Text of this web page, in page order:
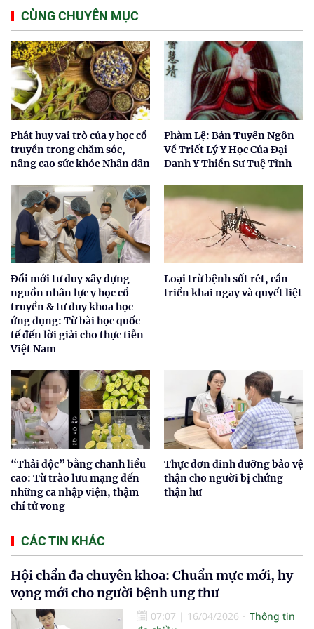
CÙNG CHUYÊN MỤC
Phát huy vai trò của y học cổ
truyền trong chăm sóc,
nâng cao sức khỏe Nhân dân
Phàm Lệ: Bản Tuyên Ngôn
Về Triết Lý Y Học Của Đại
Danh Y Thiền Sư Tuệ Tĩnh
Đổi mới tư duy xây dựng
nguồn nhân lực y học cổ
truyền & tư duy khoa học
ứng dụng: Từ bài học quốc
tế đến lời giải cho thực tiễn
Việt Nam
Loại trừ bệnh sốt rét, cần
triển khai ngay và quyết liệt
“Thải độc” bằng chanh liều
cao: Từ trào lưu mạng đến
những ca nhập viện, thậm
chí tử vong
Thực đơn dinh dưỡng bảo vệ
thận cho người bị chứng
thận hư
CÁC TIN KHÁC
Hội chẩn đa chuyên khoa: Chuẩn mực mới, hy
vọng mới cho người bệnh ung thư
07:07 | 16/04/2026
Thông tin